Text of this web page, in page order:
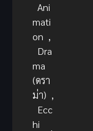
Ani
mati
on ,
Dra
ma
(ดรา
ม่า) ,
Ecc
hi